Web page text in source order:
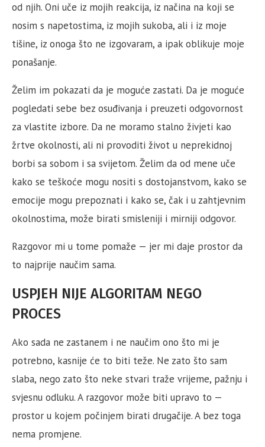
od njih. Oni uče iz mojih reakcija, iz načina na koji se
nosim s napetostima, iz mojih sukoba, ali i iz moje
tišine, iz onoga što ne izgovaram, a ipak oblikuje moje
ponašanje.
Želim im pokazati da je moguće zastati. Da je moguće
pogledati sebe bez osuđivanja i preuzeti odgovornost
za vlastite izbore. Da ne moramo stalno živjeti kao
žrtve okolnosti, ali ni provoditi život u neprekidnoj
borbi sa sobom i sa svijetom. Želim da od mene uče
kako se teškoće mogu nositi s dostojanstvom, kako se
emocije mogu prepoznati i kako se, čak i u zahtjevnim
okolnostima, može birati smisleniji i mirniji odgovor.
Razgovor mi u tome pomaže — jer mi daje prostor da
to najprije naučim sama.
USPJEH NIJE ALGORITAM NEGO
PROCES
Ako sada ne zastanem i ne naučim ono što mi je
potrebno, kasnije će to biti teže. Ne zato što sam
slaba, nego zato što neke stvari traže vrijeme, pažnju i
svjesnu odluku. A razgovor može biti upravo to —
prostor u kojem počinjem birati drugačije. A bez toga
nema promjene.